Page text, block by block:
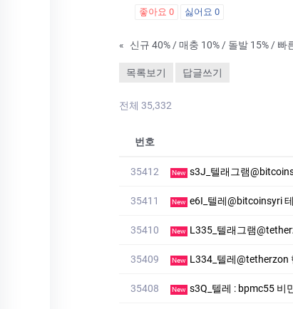
좋아요 0 싫어요 0
« 신규 40% / 매충 10% / 돌발 15% /
목록보기 답글쓰기
전체 35,332
번호
35412 New s3J_텔래그램
35411 New e6I_텔레@bitcoinsyri
35410 New L335_텔래그램
35409 New L334_텔레@tetherzon
35408 New s3Q_텔레 : bpmc55 비